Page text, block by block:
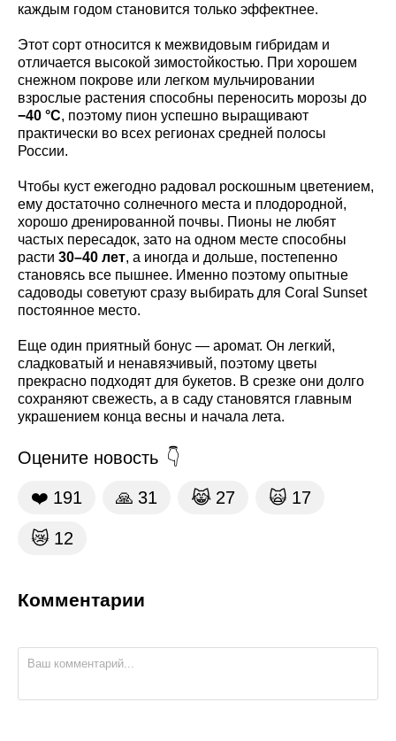
каждым годом становится только эффектнее.
Этот сорт относится к межвидовым гибридам и
отличается высокой зимостойкостью. При хорошем
снежном покрове или легком мульчировании
взрослые растения способны переносить морозы до
−40 °C, поэтому пион успешно выращивают
практически во всех регионах средней полосы
России.
Чтобы куст ежегодно радовал роскошным цветением,
ему достаточно солнечного места и плодородной,
хорошо дренированной почвы. Пионы не любят
частых пересадок, зато на одном месте способны
расти 30–40 лет, а иногда и дольше, постепенно
становясь все пышнее. Именно поэтому опытные
садоводы советуют сразу выбирать для Coral Sunset
постоянное место.
Еще один приятный бонус — аромат. Он легкий,
сладковатый и ненавязчивый, поэтому цветы
прекрасно подходят для букетов. В срезке они долго
сохраняют свежесть, а в саду становятся главным
украшением конца весны и начала лета.
Оцените новость
❤️ 191 🙏 31 😹 27 🙀 17
😿 12
Комментарии